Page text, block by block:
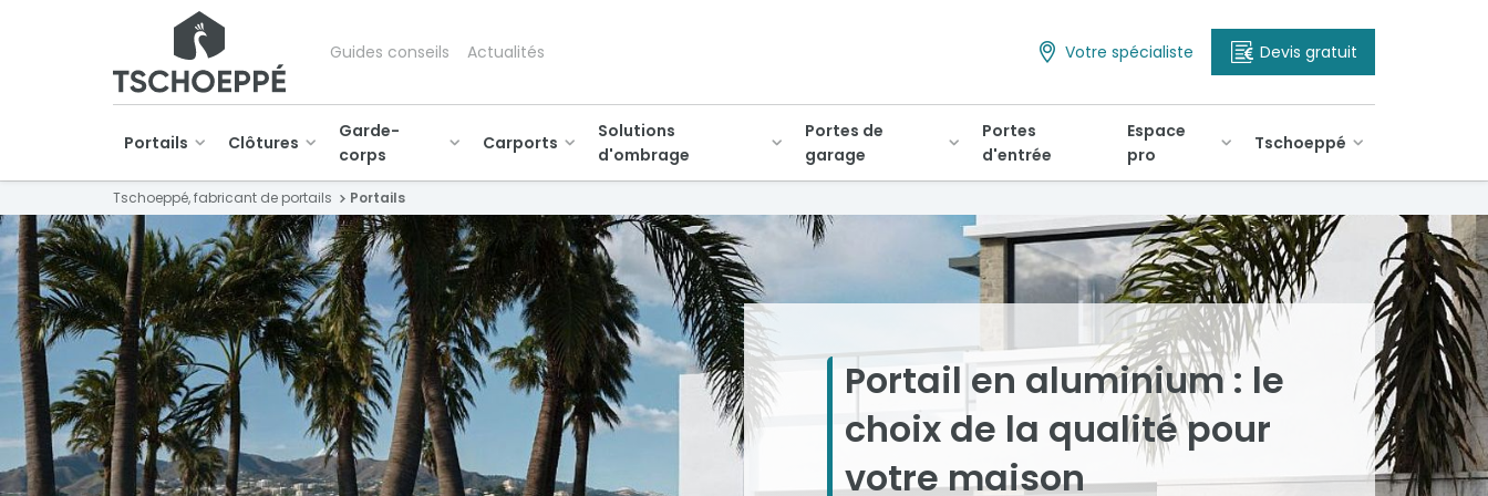
Guides conseils Actualités Votre spécialiste Devis gratuit
Portails Clôtures
Garde-
corps
Carports
Solutions
d'ombrage
Portes de
garage
Portes
d'entrée
Espace
pro
Tschoeppé
Tschoeppé, fabricant de portails Portails
Portail en aluminium : le
choix de la qualité pour
votre maison